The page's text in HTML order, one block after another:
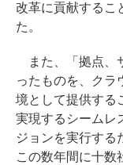
改革に貢献するこ
た。
また、「拠点、
ったものを、クラ
境として提供する
実現するシームレ
ジョンを実行する
この数年間に十数